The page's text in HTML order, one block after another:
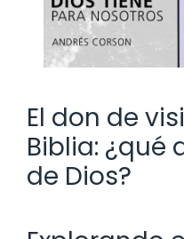
El don de
Biblia: ¿qué
de Dios?